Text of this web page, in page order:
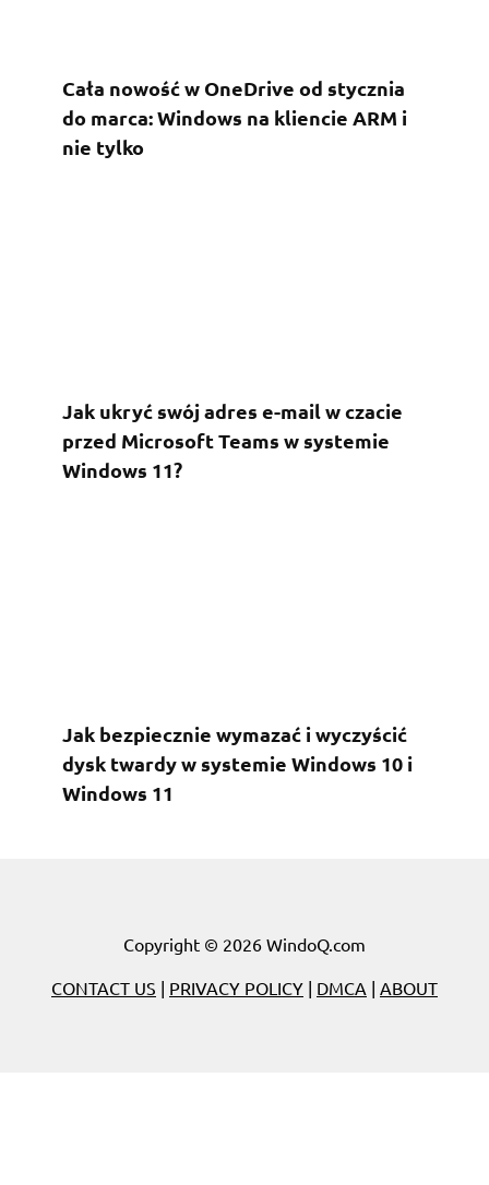
Cała nowość w OneDrive od stycznia
do marca: Windows na kliencie ARM i
nie tylko
Jak ukryć swój adres e-mail w czacie
przed Microsoft Teams w systemie
Windows 11?
Jak bezpiecznie wymazać i wyczyścić
dysk twardy w systemie Windows 10 i
Windows 11
Copyright © 2026 WindoQ.com
CONTACT US | PRIVACY POLICY | DMCA | ABOUT